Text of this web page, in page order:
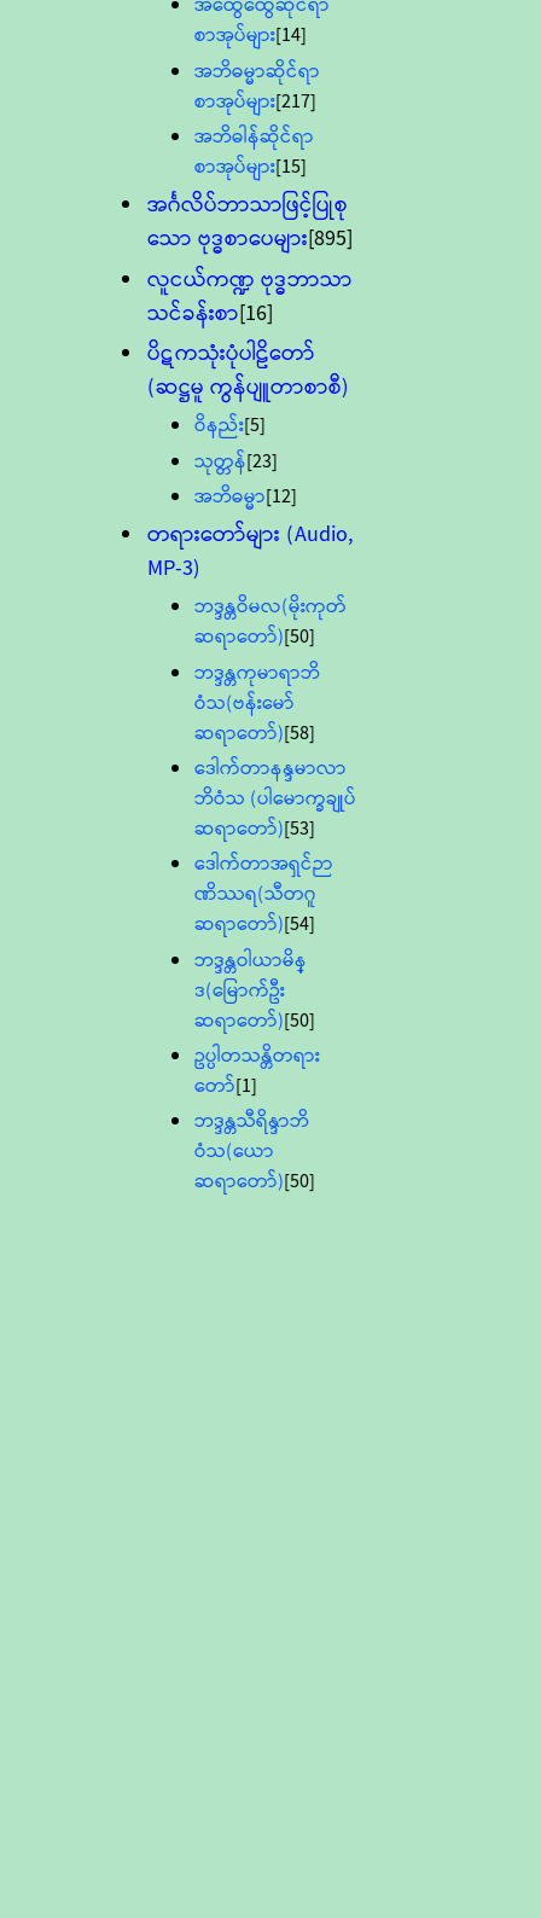
စာအုပ်များ[14]
အဘိဓမ္မာဆိုင်ရာ
စာအုပ်များ[217]
အဘိဓါန်ဆိုင်ရာ
စာအုပ်များ[15]
အင်္ဂလိပ်ဘာသာဖြင့်ပြုစု
သော ဗုဒ္ဓစာပေများ[895]
လူငယ်ကဏ္ဍ ဗုဒ္ဓဘာသာ
သင်ခန်းစာ[16]
ပိဋကသုံးပုံပါဠိတော်
(ဆဋ္ဌမူ ကွန်ပျူတာစာစီ)
ဝိနည်း[5]
သုတ္တန်[23]
အဘိဓမ္မာ[12]
တရားတော်များ (Audio,
MP-3)
ဘဒ္ဒန္တဝိမလ(မိုးကုတ်
ဆရာတော်)[50]
ဘဒ္ဒန္တကုမာရာဘိ
ဝံသ(ဗန်းမော်
ဆရာတော်)[58]
ဒေါက်တာနန္ဒမာလာ
ဘိဝံသ (ပါမောက္ခချုပ်
ဆရာတော်)[53]
ဒေါက်တာအရှင်ဉာ
ဏိဿရ(သီတဂူ
ဆရာတော်)[54]
ဘဒ္ဒန္တဝါယာမိန္
ဒ(မြောက်ဦး
ဆရာတော်)[50]
ဥပ္ပါတသန္တိတရား
တော်[1]
ဘဒ္ဒန္တသီရိန္ဒာဘိ
ဝံသ(ယော
ဆရာတော်)[50]